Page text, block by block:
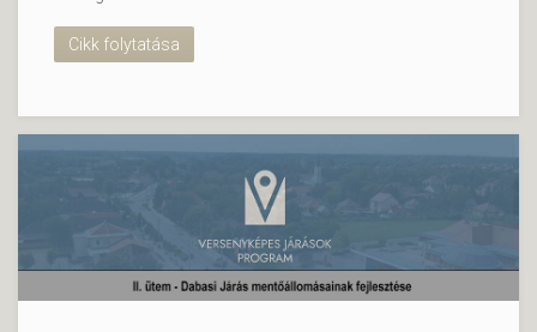
Cikk folytatása